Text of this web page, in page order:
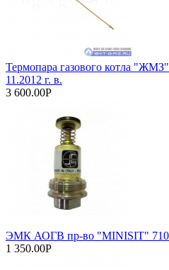
Термопара газового котла
11.2012 г. в.
3 600.00Р
ЭМК АОГВ пр-во "MINISIT" 710
1 350.00Р